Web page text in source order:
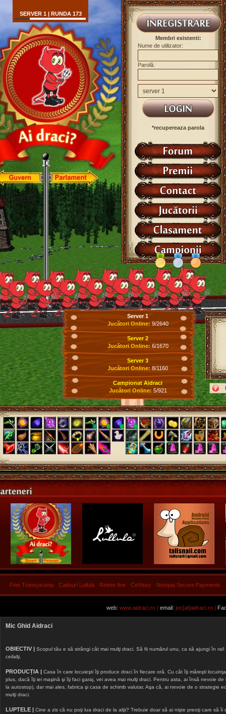
SERVER 1 | RUNDA 173
Membri existenti:
Nume de utilizator:
Parolă:
*recupereaza parola
Server 1
Jucători Online: 9/2640
Server 2
Jucători Online: 6/1670
Server 3
Jucători Online: 8/1160
Campionat Aidraci
Jucători Online: 5/921
Fine Transylvania Cadouri Lullula Retete fine CeVisez Netopia Secure Payments
web: www.aidraci.ro | email: joc[at]aidraci.ro |
Mic Ghid Aidraci
OBIECTIV | Scopul tău e să strângi cât mai mulţi draci. Să fii numărul unu, ca să ajungi în
ceilalţi.
PRODUCȚIA | Casa în care locuieşti îţi produce draci în fiecare oră. Cu cât îţi măreşti
plus, dacă îţi iei maşină şi îţi faci garaj, vei avea mai mulţi draci. Pentru asta, ai însă nevoie
la autostop), dar mai ales, fabrica şi casa de schimb valutar. Aşa că, ai nevoie de o strategie
mulţi draci.
LUPTELE | Cine a zis că nu poţi lua draci de la alţii? Trebuie doar să ai nişte preoţi care să